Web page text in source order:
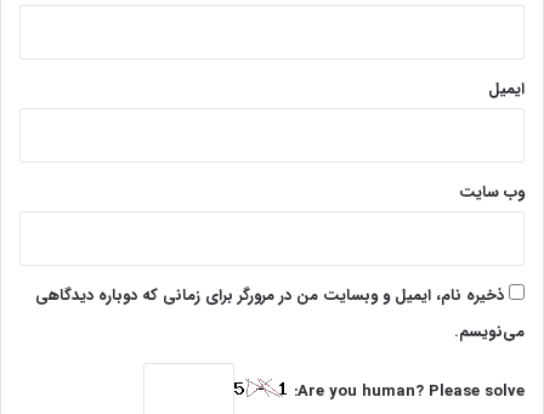
ایمیل
وب‌ سایت
ذخیره نام، ایمیل و وبسایت من در مرورگر برای زمانی که دوباره دیدگاهی
می‌نویسم.
Are you human? Please solve: